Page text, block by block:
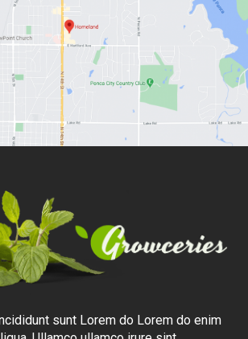
sunt Lorem do Lorem do enim